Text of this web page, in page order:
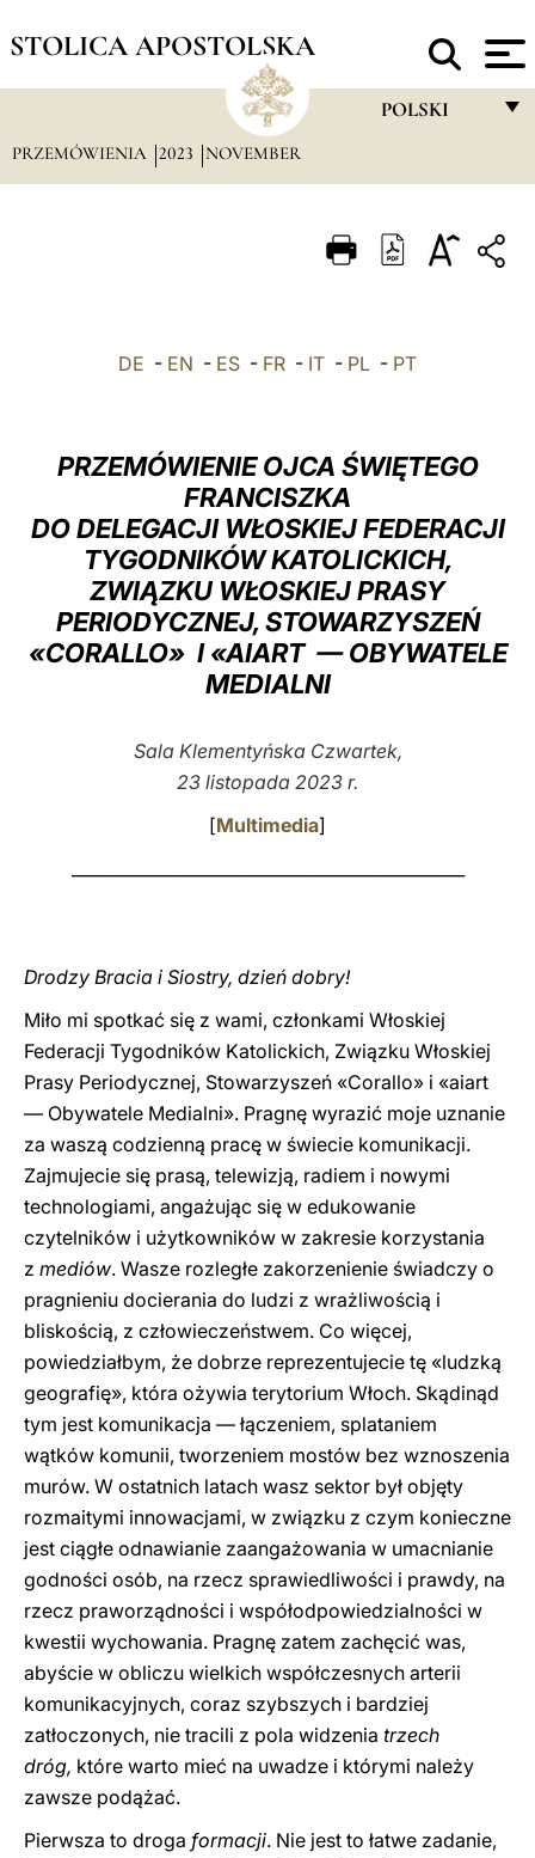
STOLICA APOSTOLSKA
POLSKI
ITALIANO
العربيّة
中文
LATINE
PRZEMÓWIENIA 2023 NOVEMBER
DE - EN - ES - FR - IT - PL - PT
PRZEMÓWIENIE OJCA ŚWIĘTEGO
FRANCISZKA
DO DELEGACJI WŁOSKIEJ FEDERACJI
TYGODNIKÓW KATOLICKICH,
ZWIĄZKU WŁOSKIEJ PRASY
PERIODYCZNEJ, STOWARZYSZEŃ
«CORALLO» I «AIART — OBYWATELE
MEDIALNI
Sala Klementyńska Czwartek,
23 listopada 2023 r.
[Multimedia]
Drodzy Bracia i Siostry, dzień dobry!
Miło mi spotkać się z wami, członkami Włoskiej
Federacji Tygodników Katolickich, Związku Włoskiej
Prasy Periodycznej, Stowarzyszeń «Corallo» i «aiart
— Obywatele Medialni». Pragnę wyrazić moje uznanie
za waszą codzienną pracę w świecie komunikacji.
Zajmujecie się prasą, telewizją, radiem i nowymi
technologiami, angażując się w edukowanie
czytelników i użytkowników w zakresie korzystania
z mediów. Wasze rozległe zakorzenienie świadczy o
pragnieniu docierania do ludzi z wrażliwością i
bliskością, z człowieczeństwem. Co więcej,
powiedziałbym, że dobrze reprezentujecie tę «ludzką
geografię», która ożywia terytorium Włoch. Skądinąd
tym jest komunikacja — łączeniem, splataniem
wątków komunii, tworzeniem mostów bez wznoszenia
murów. W ostatnich latach wasz sektor był objęty
rozmaitymi innowacjami, w związku z czym konieczne
jest ciągłe odnawianie zaangażowania w umacnianie
godności osób, na rzecz sprawiedliwości i prawdy, na
rzecz praworządności i współodpowiedzialności w
kwestii wychowania. Pragnę zatem zachęcić was,
abyście w obliczu wielkich współczesnych arterii
komunikacyjnych, coraz szybszych i bardziej
zatłoczonych, nie tracili z pola widzenia trzech
dróg, które warto mieć na uwadze i którymi należy
zawsze podążać.
Pierwsza to droga formacji. Nie jest to łatwe zadanie,